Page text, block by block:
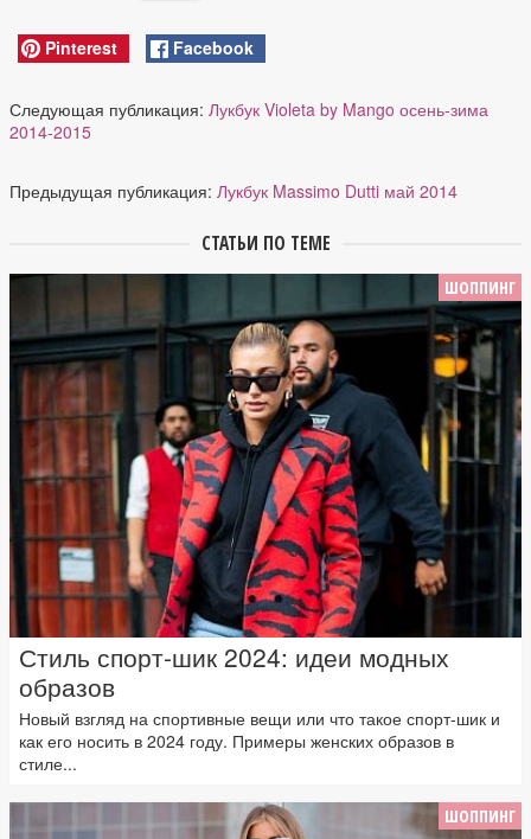
Pinterest Facebook
Следующая публикация: Лукбук Violeta by Mango осень-зима
2014-2015
Предыдущая публикация: Лукбук Massimo Dutti май 2014
СТАТЬИ ПО ТЕМЕ
ШОППИНГ
Стиль спорт-шик 2024: идеи модных
образов
Новый взгляд на спортивные вещи или что такое спорт-шик и
как его носить в 2024 году. Примеры женских образов в
стиле...
ШОППИНГ